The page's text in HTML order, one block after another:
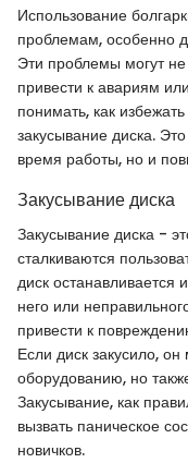
Использование
проблемам, особенно
Эти проблемы могут
привести к авариям
понимать, как
закусывание диска.
время работы, но и
Закусывание диска
Закусывание диска -
сталкиваются
диск останавливается
него или
привести к
Если диск закусило,
оборудованию, но
Закусывание, как
вызвать паническое
новичков.